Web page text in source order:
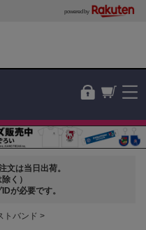
powered by
文は当日出荷。
く）
が必要です。
トバンド